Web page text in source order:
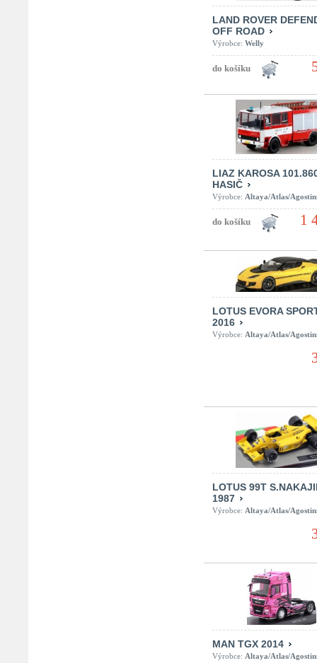
LAND ROVER
OFF ROAD
Výrobce: Welly
LIAZ KAROSA
HASIČ
Výrobce: Altaya/Atlas/
1
LOTUS EVORA
2016
Výrobce: Altaya/Atlas/
LOTUS 99T
1987
Výrobce: Altaya/Atlas/
MAN TGX 2014
Výrobce: Altaya/Atlas/